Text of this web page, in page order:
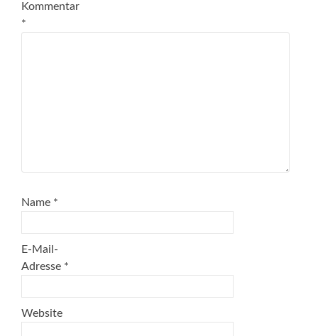
Kommentar
*
Name *
E-Mail-
Adresse *
Website